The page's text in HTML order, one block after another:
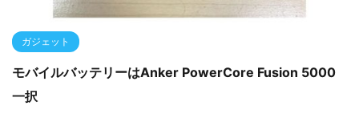
ガジェット
モバイルバッテリーはAnker PowerCore Fusion 5000
一択